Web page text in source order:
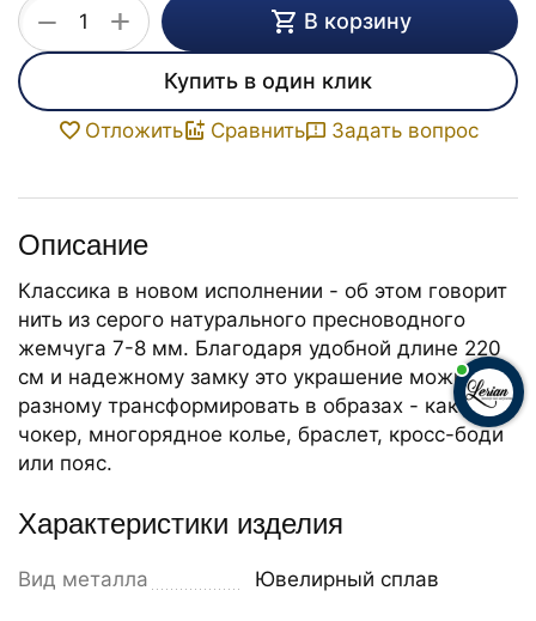
+
− В корзину
Купить в один клик
Отложить Сравнить Задать вопрос
Описание
Классика в новом исполнении - об этом говорит
нить из серого натурального пресноводного
жемчуга 7-8 мм. Благодаря удобной длине 220
см и надежному замку это украшение можно по-
разному трансформировать в образах - как
чокер, многорядное колье, браслет, кросс-боди
или пояс.
Характеристики изделия
Вид металла Ювелирный сплав